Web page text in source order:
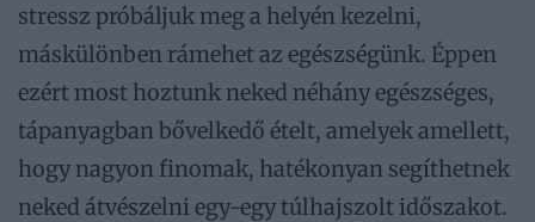
stressz próbáljuk meg a helyén kezelni,
máskülönben rámehet az egészségünk. Éppen
ezért most hoztunk neked néhány egészséges,
tápanyagban bővelkedő ételt, amelyek amellett,
hogy nagyon finomak, hatékonyan segíthetnek
neked átvészelni egy-egy túlhajszolt időszakot.